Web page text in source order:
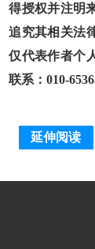
得授权并注明
追究其相关法
仅代表作者个
联系：010-
延伸阅读